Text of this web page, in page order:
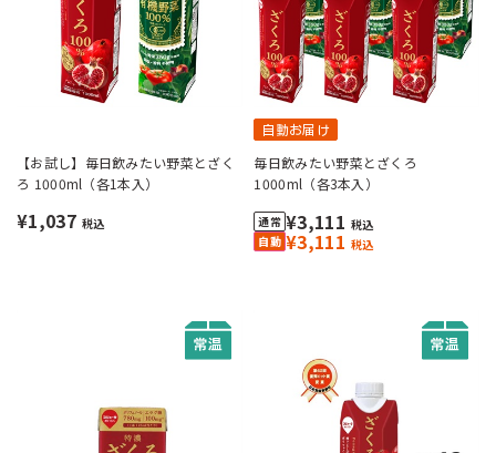
【お試し】毎日飲みたい野菜とざく
ろ 1000ml（各1本入）
¥1,037 税込
自動お届け
毎日飲みたい野菜とざくろ
1000ml（各3本入）
¥3,111 税込
¥3,111 税込